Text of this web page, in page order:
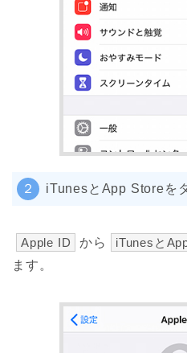
２ iTunesとApp Storeを
Apple ID から iTunesと
ます。